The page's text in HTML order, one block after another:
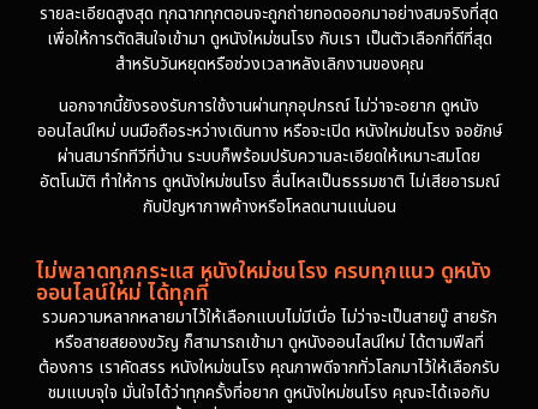
รายละเอียดสูงสุด ทุกฉากทุกตอนจะถูกถ่ายทอดออกมาอย่างสมจริงที่สุด
เพื่อให้การตัดสินใจเข้ามา ดูหนังใหม่ชนโรง กับเรา เป็นตัวเลือกที่ดีที่สุด
สำหรับวันหยุดหรือช่วงเวลาหลังเลิกงานของคุณ
นอกจากนี้ยังรองรับการใช้งานผ่านทุกอุปกรณ์ ไม่ว่าจะอยาก ดูหนัง
ออนไลน์ใหม่ บนมือถือระหว่างเดินทาง หรือจะเปิด หนังใหม่ชนโรง จอยักษ์
ผ่านสมาร์ททีวีที่บ้าน ระบบก็พร้อมปรับความละเอียดให้เหมาะสมโดย
อัตโนมัติ ทำให้การ ดูหนังใหม่ชนโรง ลื่นไหลเป็นธรรมชาติ ไม่เสียอารมณ์
กับปัญหาภาพค้างหรือโหลดนานแน่นอน
ไม่พลาดทุกกระแส หนังใหม่ชนโรง ครบทุกแนว ดูหนัง
ออนไลน์ใหม่ ได้ทุกที่
รวมความหลากหลายมาไว้ให้เลือกแบบไม่มีเบื่อ ไม่ว่าจะเป็นสายบู๊ สายรัก
หรือสายสยองขวัญ ก็สามารถเข้ามา ดูหนังออนไลน์ใหม่ ได้ตามฟีลที่
ต้องการ เราคัดสรร หนังใหม่ชนโรง คุณภาพดีจากทั่วโลกมาไว้ให้เลือกรับ
ชมแบบจุใจ มั่นใจได้ว่าทุกครั้งที่อยาก ดูหนังใหม่ชนโรง คุณจะได้เจอกับ